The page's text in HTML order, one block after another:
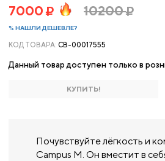
7000 10200
% НАШЛИ ДЕШЕВЛЕ?
КОД ТОВАРА: CB-00017555
Данный товар доступен только в
КУПИТЬ!
Почувствуйте лёгкость и
Campus М. Он вместит в